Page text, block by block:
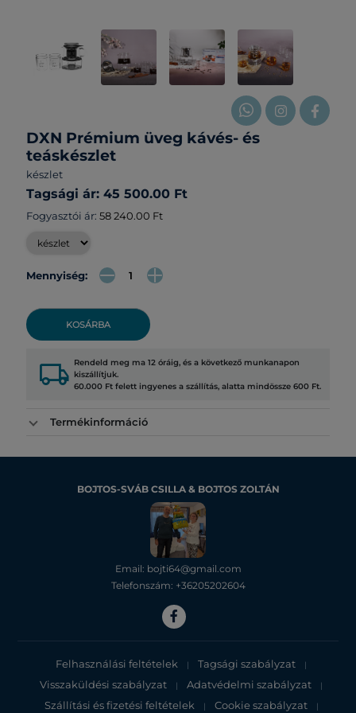
DXN Prémium üveg kávés- és
teáskészlet
készlet
Tagsági ár: 45 500.00 Ft
Fogyasztói ár: 58 240.00 Ft
Mennyiség:
KOSÁRBA
local_shipping Rendeld meg ma 12 óráig, és a következő munkanapon
kiszállítjuk.
60.000 Ft felett ingyenes a szállítás, alatta mindössze 600 Ft.
Termékinformáció
BOJTOS-SVÁB CSILLA & BOJTOS ZOLTÁN
Email: bojti64@gmail.com
Telefonszám: +36205202604
Felhasználási feltételek | Tagsági szabályzat |
Visszaküldési szabályzat | Adatvédelmi szabályzat |
Szállítási és fizetési feltételek | Cookie szabályzat |